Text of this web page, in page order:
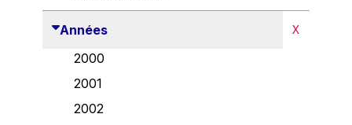
Années X
2000
2001
2002